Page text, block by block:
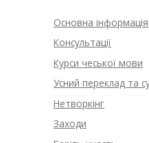
Основна інформація
Консультації
Курси чеської мови
Усний переклад та
Нетворкінг
Заходи